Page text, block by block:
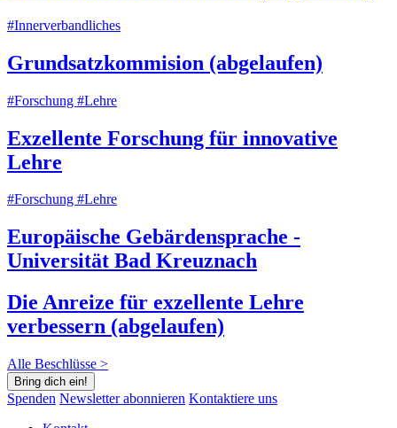
#Innerverbandliches
Grundsatzkommision (abgelaufen)
#Forschung #Lehre
Exzellente Forschung für innovative
Lehre
#Forschung #Lehre
Europäische Gebärdensprache -
Universität Bad Kreuznach
Die Anreize für exzellente Lehre
verbessern (abgelaufen)
Alle Beschlüsse >
Bring dich ein!
Spenden Newsletter abonnieren Kontaktiere uns